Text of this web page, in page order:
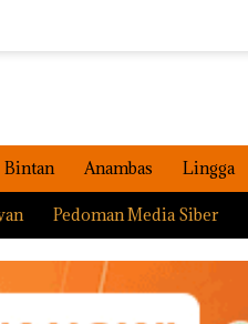
Bintan Anambas Lingga
Pedoman Media Siber